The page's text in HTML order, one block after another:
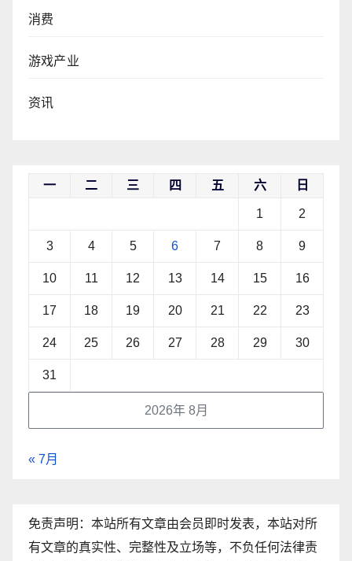
消费
游戏产业
资讯
2026年 8月
一 二 三 四 五 六 日
1 2
3 4 5 6 7 8 9
10 11 12 13 14 15 16
17 18 19 20 21 22 23
24 25 26 27 28 29 30
31
« 7月
免责声明：本站所有文章由会员即时发表，本站对所
有文章的真实性、完整性及立场等，不负任何法律责